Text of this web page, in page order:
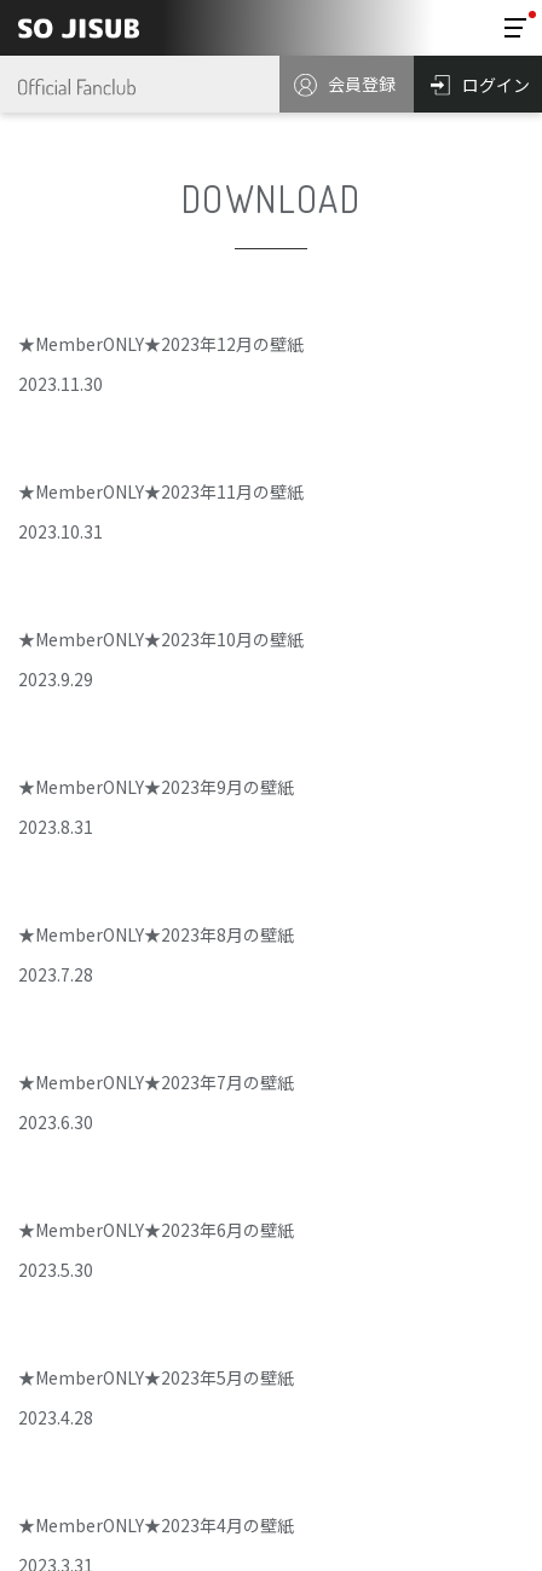
会員登録 ログイン
DOWNLOAD
★MemberONLY★2023年12月の壁紙
2023.11.30
★MemberONLY★2023年11月の壁紙
2023.10.31
★MemberONLY★2023年10月の壁紙
2023.9.29
★MemberONLY★2023年9月の壁紙
2023.8.31
★MemberONLY★2023年8月の壁紙
2023.7.28
★MemberONLY★2023年7月の壁紙
2023.6.30
★MemberONLY★2023年6月の壁紙
2023.5.30
★MemberONLY★2023年5月の壁紙
2023.4.28
★MemberONLY★2023年4月の壁紙
2023.3.31